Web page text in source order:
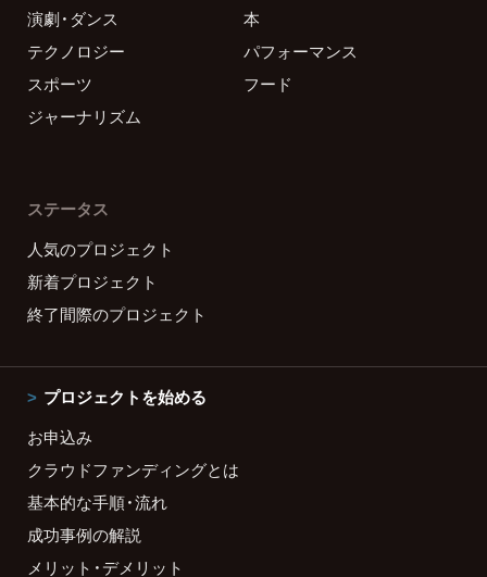
演劇・ダンス
本
テクノロジー
パフォーマンス
スポーツ
フード
ジャーナリズム
ステータス
人気のプロジェクト
新着プロジェクト
終了間際のプロジェクト
プロジェクトを始める
お申込み
クラウドファンディングとは
基本的な手順・流れ
成功事例の解説
メリット・デメリット